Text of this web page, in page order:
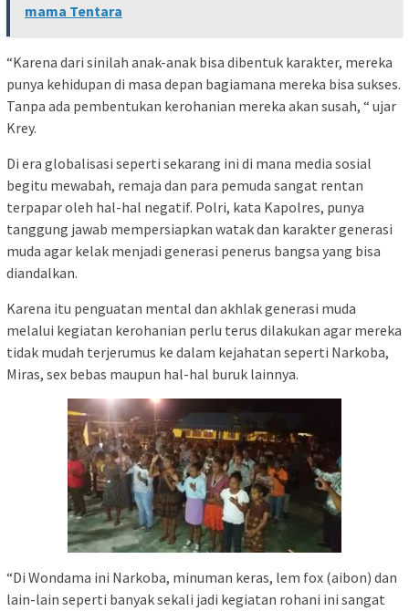
mama Tentara
“Karena dari sinilah anak-anak bisa dibentuk karakter, mereka
punya kehidupan di masa depan bagiamana mereka bisa sukses.
Tanpa ada pembentukan kerohanian mereka akan susah, “ ujar
Krey.
Di era globalisasi seperti sekarang ini di mana media sosial
begitu mewabah, remaja dan para pemuda sangat rentan
terpapar oleh hal-hal negatif. Polri, kata Kapolres, punya
tanggung jawab mempersiapkan watak dan karakter generasi
muda agar kelak menjadi generasi penerus bangsa yang bisa
diandalkan.
Karena itu penguatan mental dan akhlak generasi muda
melalui kegiatan kerohanian perlu terus dilakukan agar mereka
tidak mudah terjerumus ke dalam kejahatan seperti Narkoba,
Miras, sex bebas maupun hal-hal buruk lainnya.
“Di Wondama ini Narkoba, minuman keras, lem fox (aibon) dan
lain-lain seperti banyak sekali jadi kegiatan rohani ini sangat